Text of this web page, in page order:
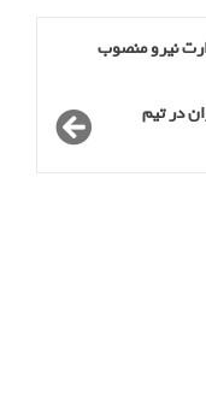
نیرو منصوب
در تیم